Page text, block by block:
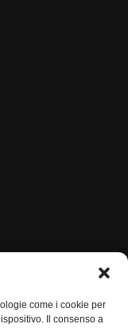
come i cookie per
Il consenso a